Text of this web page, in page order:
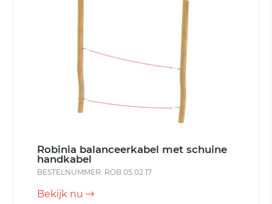
Robinia balanceerkabel met schuine
handkabel
BESTELNUMMER: ROB 05.02.17
Bekijk nu